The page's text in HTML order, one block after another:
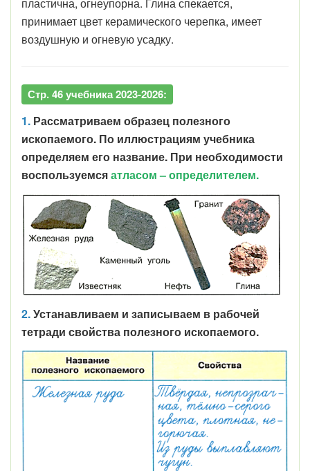
принимает цвет керамического черепка, имеет
воздушную и огневую усадку.
Стр. 46 учебника 2023-2026:
1. Рассматриваем образец полезного
ископаемого. По иллюстрациям учебника
определяем его название. При необходимости
воспользуемсяатласом – определителем.
2.Устанавливаем и записываем в рабочей
тетради свойства полезного ископаемого.